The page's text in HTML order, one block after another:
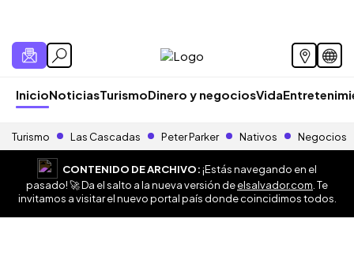
InicioNoticiasTurismoDinero y negociosVida
Turismo Las Cascadas Peter Parker Nativos Negocios
CONTENIDO DE ARCHIVO:¡Estás navegando en el
pasado! 🚀 Da el salto a la nueva versión deelsalvador.com . Te
invitamos a visitar el nuevo portal país donde coincidimos todos.